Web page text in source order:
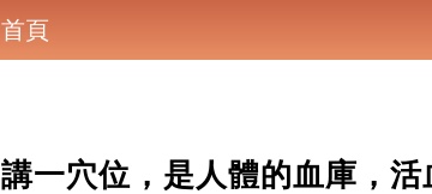
首頁
講一穴位，是人體的血庫，